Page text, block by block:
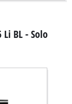
Li BL - Solo